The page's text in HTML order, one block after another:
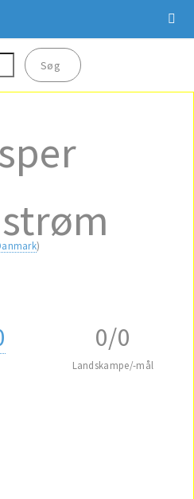
)
0/0
Landskampe/-mål